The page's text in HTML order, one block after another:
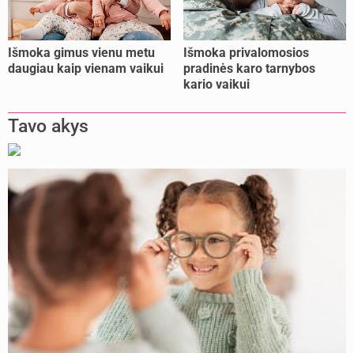
Išmoka gimus vienu metu
daugiau kaip vienam vaikui
Išmoka privalomosios
pradinės karo tarnybos
kario vaikui
Tavo akys